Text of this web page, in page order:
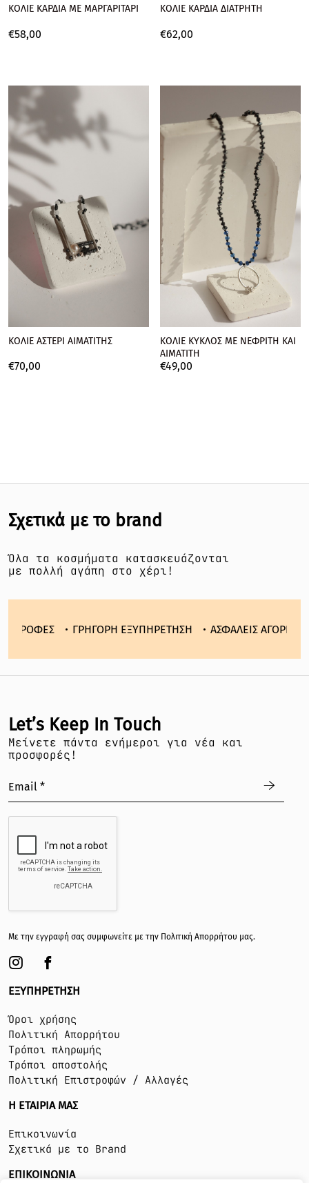
ΚΟΛΙΕ ΚΑΡΔΙΑ ΜΕ ΜΑΡΓΑΡΙΤΑΡΙ
€58,00
ΚΟΛΙΕ ΚΑΡΔΙΑ ΔΙΑΤΡΗΤΗ
€62,00
ΚΟΛΙΕ ΑΣΤΕΡΙ ΑΙΜΑΤΙΤΗΣ
€70,00
ΚΟΛΙΕ ΚΥΚΛΟΣ ΜΕ ΝΕΦΡΙΤΗ ΚΑΙ
ΑΙΜΑΤΙΤΗ
€49,00
Σχετικά με το brand
Όλα τα κοσμήματα κατασκευάζονται
με πολλή αγάπη στο χέρι!
ΓΡΗΓΟΡΗ ΕΞΥΠΗΡΕΤΗΣΗ ΑΣΦΑΛΕΙΣ ΑΓΟΡΕΣ
Let’s Keep In Touch
Mείνετε πάντα ενήμεροι για νέα και
προσφορές!
Με την εγγραφή σας συμφωνείτε με την Πολιτική Απορρήτου μας.
ΕΞΥΠΗΡΕΤΗΣΗ
Όροι χρήσης
Πολιτική Απορρήτου
Τρόποι πληρωμής
Τρόποι αποστολής
Πολιτική Επιστροφών / Αλλαγές
Η ΕΤΑΙΡΙΑ ΜΑΣ
Επικοινωνία
Σχετικά με το Brand
ΕΠΙΚΟΙΝΩΝΙΑ